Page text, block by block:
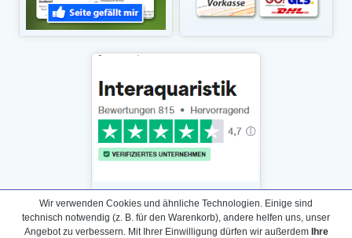
Wir verwenden Cookies und ähnliche Technologien. Einige sind
technisch notwendig (z. B. für den Warenkorb), andere helfen uns, unser
Angebot zu verbessern. Mit Ihrer Einwilligung dürfen wir außerdem Ihre